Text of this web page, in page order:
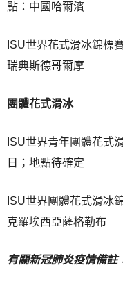
點：中國哈爾濱
ISU世界花式滑冰錦標
瑞典斯德哥爾摩
團體花式滑冰
ISU世界青年團體花式
日；地點待確定
ISU世界團體花式滑冰
克羅埃西亞薩格勒布
有關新冠肺炎疫情備註